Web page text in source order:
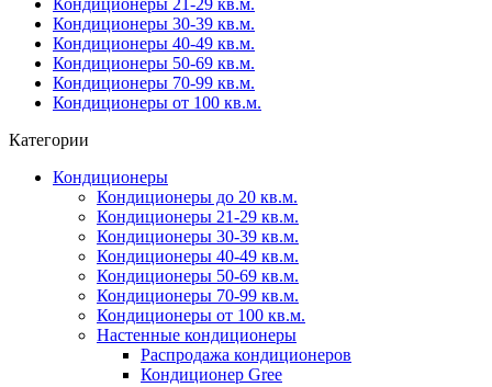
Кондиционеры 30-39 кв.м.
Кондиционеры 40-49 кв.м.
Кондиционеры 50-69 кв.м.
Кондиционеры 70-99 кв.м.
Кондиционеры от 100 кв.м.
Категории
Кондиционеры
Кондиционеры до 20 кв.м.
Кондиционеры 21-29 кв.м.
Кондиционеры 30-39 кв.м.
Кондиционеры 40-49 кв.м.
Кондиционеры 50-69 кв.м.
Кондиционеры 70-99 кв.м.
Кондиционеры от 100 кв.м.
Настенные кондиционеры
Распродажа кондиционеров
Кондиционер Gree